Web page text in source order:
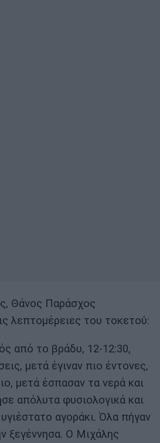
Θάνος Παράσχος
λεπτομέρειες του τοκετού:
από το βράδυ, 12-12:30,
μετά έγιναν πιο έντονες,
μετά έσπασαν τα νερά και
απόλυτα φυσιολογικά και
αγοράκι. Όλα πήγαν
ξεγέννησα. Ο Μιχάλης